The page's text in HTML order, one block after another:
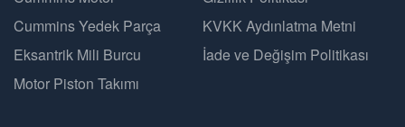
Cummins Yedek Parça
Eksantrik Mili Burcu
Motor Piston Takımı
KVKK Aydınlatma Metni
İade ve Değişim Politikası